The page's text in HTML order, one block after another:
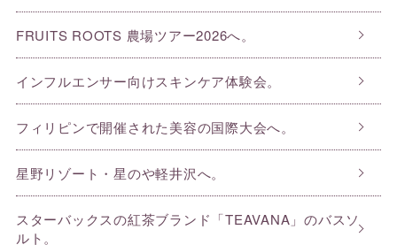
FRUITS ROOTS 農場ツアー2026へ。
インフルエンサー向けスキンケア体験会。
フィリピンで開催された美容の国際大会へ。
星野リゾート・星のや軽井沢へ。
スターバックスの紅茶ブランド「TEAVANA」のバスソ
ルト。